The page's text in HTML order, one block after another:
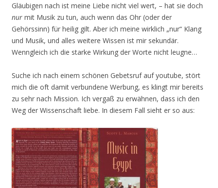
Gläubigen nach ist meine Liebe nicht viel wert, – hat sie doch
nur mit Musik zu tun, auch wenn das Ohr (oder der
Gehörssinn) für heilig gilt. Aber ich meine wirklich „nur“ Klang
und Musik, und alles weitere Wissen ist mir sekundär.
Wenngleich ich die starke Wirkung der Worte nicht leugne…
Suche ich nach einem schönen Gebetsruf auf youtube, stört
mich die oft damit verbundene Werbung, es klingt mir bereits
zu sehr nach Mission. Ich vergaß zu erwähnen, dass ich den
Weg der Wissenschaft liebe. In diesem Fall sieht er so aus: